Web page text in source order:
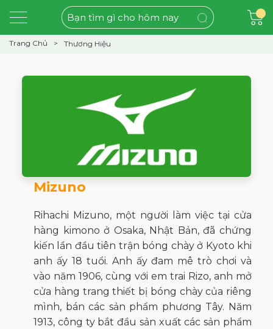
Trang Chủ Thương Hiệu
Mizuno
Rihachi Mizuno, một người làm việc tại cửa
hàng kimono ở Osaka, Nhật Bản, đã chứng
kiến lần đầu tiên trận bóng chày ở Kyoto khi
anh ấy 18 tuổi. Anh ấy đam mê trò chơi và
vào năm 1906, cùng với em trai Rizo, anh mở
cửa hàng trang thiết bị bóng chày của riêng
mình, bán các sản phẩm phương Tây. Năm
1913, công ty bắt đầu sản xuất các sản phẩm